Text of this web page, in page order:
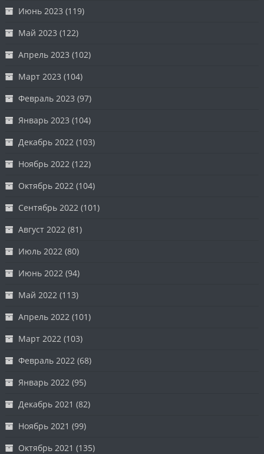
Июнь 2023 (119)
Май 2023 (122)
Апрель 2023 (102)
Март 2023 (104)
Февраль 2023 (97)
Январь 2023 (104)
Декабрь 2022 (103)
Ноябрь 2022 (122)
Октябрь 2022 (104)
Сентябрь 2022 (101)
Август 2022 (81)
Июль 2022 (80)
Июнь 2022 (94)
Май 2022 (113)
Апрель 2022 (101)
Март 2022 (103)
Февраль 2022 (68)
Январь 2022 (95)
Декабрь 2021 (82)
Ноябрь 2021 (99)
Октябрь 2021 (135)